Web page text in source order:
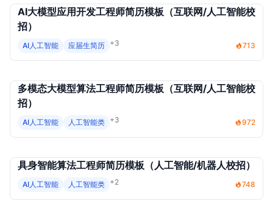
AI大模型应用开发工程师简历模板（互联网/人工智能校
招）
AI人工智能 应届生简历 +3 713
多模态大模型算法工程师简历模板（互联网/人工智能校
招）
AI人工智能 人工智能类 +3 972
具身智能算法工程师简历模板（人工智能/机器人校招）
AI人工智能 人工智能类 +2 748